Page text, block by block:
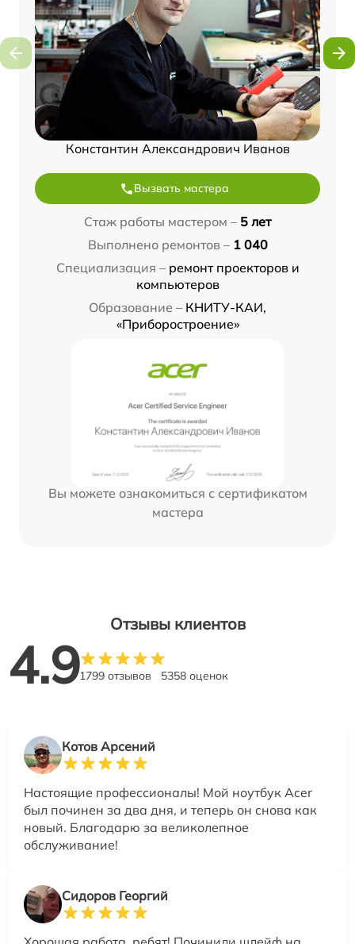
Константин Александрович Иванов
Вызвать мастера
Стаж работы мастером – 5 лет
Выполнено ремонтов – 1 040
Специализация – ремонт проекторов и
компьютеров
Образование – КНИТУ-КАИ,
«Приборостроение»
Вы можете ознакомиться с сертификатом
мастера
Отзывы клиентов
4.91799 отзывов 5358 оценок
Котов Арсений
Настоящие профессионалы! Мой ноутбук Acer
был починен за два дня, и теперь он снова как
новый. Благодарю за великолепное
обслуживание!
Сидоров Георгий